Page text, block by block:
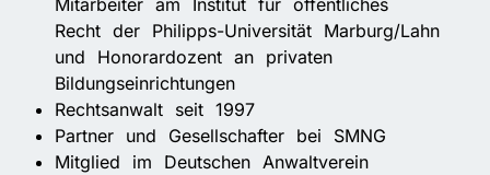
Mitarbeiter am Institut für öffentliches
Recht der Philipps-Universität Marburg/Lahn
und Honorardozent an privaten
Bildungseinrichtungen
Rechtsanwalt seit 1997
Partner und Gesellschafter bei SMNG
Mitglied im Deutschen Anwaltverein